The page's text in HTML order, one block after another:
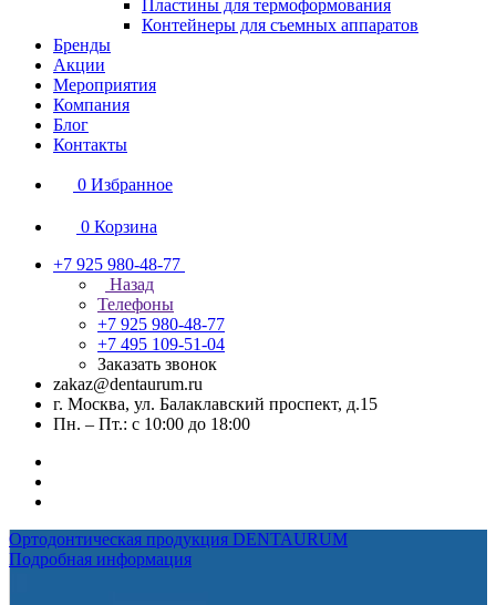
Пластины для термоформования
Контейнеры для съемных аппаратов
Бренды
Акции
Мероприятия
Компания
Блог
Контакты
0 Избранное
0 Корзина
+7 925 980-48-77
Назад
Телефоны
+7 925 980-48-77
+7 495 109-51-04
Заказать звонок
zakaz@dentaurum.ru
г. Москва, ул. Балаклавский проспект, д.15
Пн. – Пт.: с 10:00 до 18:00
Ортодонтическая продукция DENTAURUM
Подробная информация